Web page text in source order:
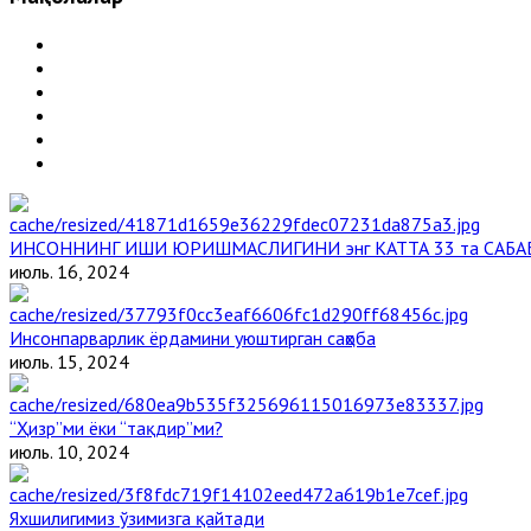
ИНСОННИНГ ИШИ ЮРИШМАСЛИГИНИ энг КАТТА 33 та
июль. 16, 2024
Инсонпарварлик ёрдамини уюштирган саҳоба
июль. 15, 2024
“Ҳизр”ми ёки “тақдир”ми?
июль. 10, 2024
Яхшилигимиз ўзимизга қайтади